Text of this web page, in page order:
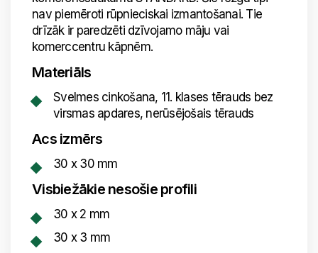
nav piemēroti rūpnieciskai izmantošanai. Tie
drīzāk ir paredzēti dzīvojamo māju vai
komerccentru kāpnēm.
Materiāls
Svelmes cinkošana, 11. klases tērauds bez
virsmas apdares, nerūsējošais tērauds
Acs izmērs
30 x 30 mm
Visbiežākie nesošie profili
30 x 2 mm
30 x 3 mm